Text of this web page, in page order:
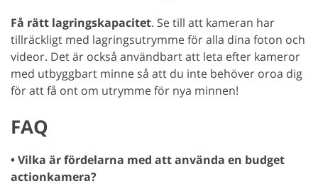
Få rätt lagringskapacitet. Se till att kameran har
tillräckligt med lagringsutrymme för alla dina foton och
videor. Det är också användbart att leta efter kameror
med utbyggbart minne så att du inte behöver oroa dig
för att få ont om utrymme för nya minnen!
FAQ
• Vilka är fördelarna med att använda en budget
actionkamera?